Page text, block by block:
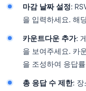
마감 날짜 설정:
을 입력하세요. 해
카운트다운 추가:
을 보여주세요. 카
을 조성하여 응답
총 응답 수 제한: 장